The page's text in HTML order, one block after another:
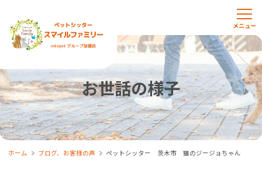
お世話の様子
ホーム ブログ、お客様の声 ペットシッター 茨木市 猫のジージョちゃん